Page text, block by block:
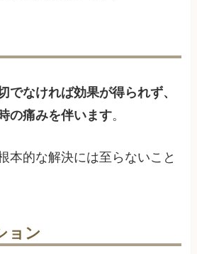
でなければ効果が得られず、
の痛みを伴います。
本的な解決には至らないこと
ョン